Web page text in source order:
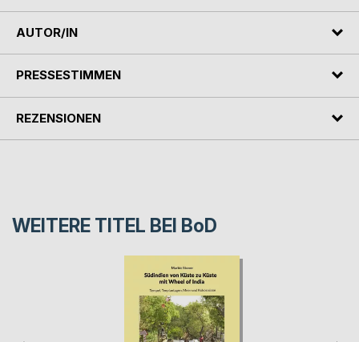
AUTOR/IN
PRESSESTIMMEN
REZENSIONEN
WEITERE TITEL BEI BoD